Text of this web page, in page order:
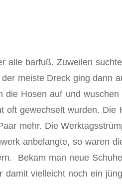
alle barfuß. Zuweilen
meiste Dreck ging dann
die Hosen auf und
gewechselt wurden. Die
mehr. Die
anbelangte, so waren
Bekam man neue
vielleicht noch ein